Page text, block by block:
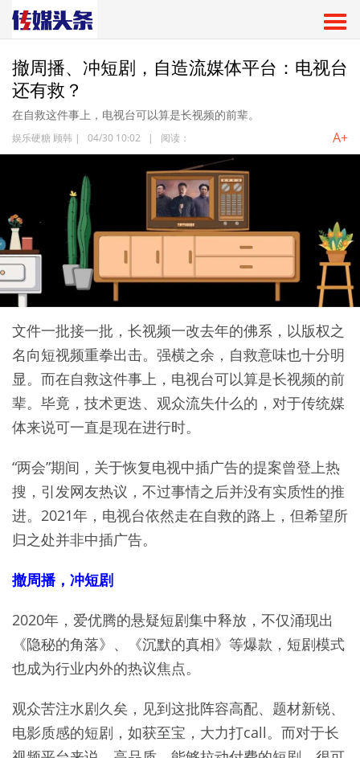
撤周播、冲短剧，自造流媒体平台：电视台
还有救？
在自救这件事上，电视台可以算是长视频的前辈。
娱乐硬糖 顾韩 | 04/30 10:02 | 阅读： A+
文件一批接一批，长视频一改去年的佛系，以版权之
名向短视频重拳出击。强横之余，自救意味也十分明
显。而在自救这件事上，电视台可以算是长视频的前
辈。毕竟，技术更迭、观众流失什么的，对于传统媒
体来说可一直是现在进行时。
“两会”期间，关于恢复电视中插广告的提案曾登上热
搜，引发网友热议，不过事情之后并没有实质性的推
进。2021年，电视台依然走在自救的路上，但希望所
归之处并非中插广告。
撤周播，冲短剧
2020年，爱优腾的悬疑短剧集中释放，不仅涌现出
《隐秘的角落》、《沉默的真相》等爆款，短剧模式
也成为行业内外的热议焦点。
观众苦注水剧久矣，见到这批阵容高配、题材新锐、
电影质感的短剧，如获至宝，大力打call。而对于长